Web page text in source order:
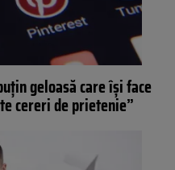
geloasă care își face
cereri de prietenie”